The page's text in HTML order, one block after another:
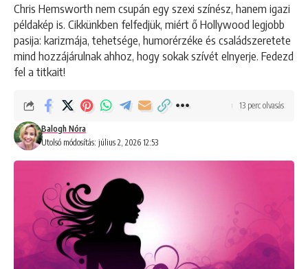
Chris Hemsworth nem csupán egy szexi színész, hanem igazi
példakép is. Cikkünkben felfedjük, miért ő Hollywood legjobb
pasija: karizmája, tehetsége, humorérzéke és családszeretete
mind hozzájárulnak ahhoz, hogy sokak szívét elnyerje. Fedezd
fel a titkait!
Utolsó módosítás: július 2, 2026 12:53
Balogh Nóra
13 perc olvasás